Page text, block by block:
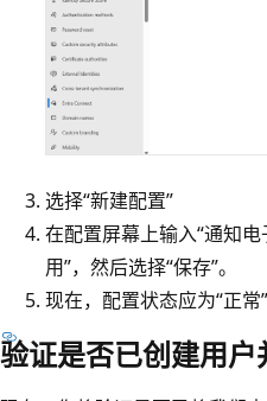
选择“新建配置”
在配置屏幕上输入“通知
用”，然后选择“保存”。
现在，配置状态应为“正常”
验证是否已创建用